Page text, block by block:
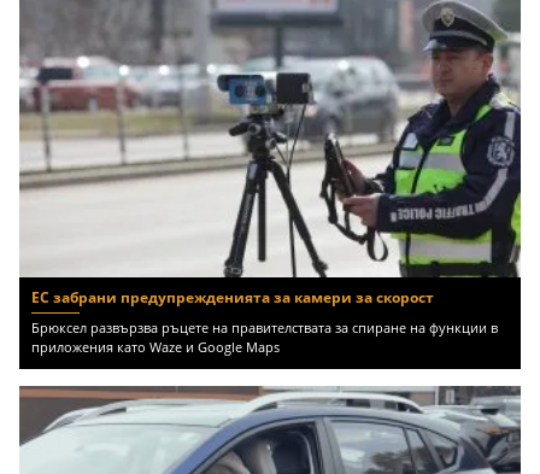
ЕС забрани предупрежденията за камери за скорост
Брюксел развързва ръцете на правителствата за спиране на функции в
приложения като Waze и Google Maps